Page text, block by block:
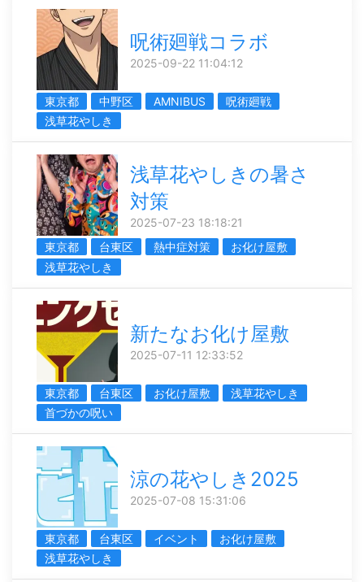
呪術廻戦コラボ
2025-09-22 11:04:12
東京都 中野区 AMNIBUS
呪術廻戦
浅草花やしき
浅草花やしきの暑さ
対策
2025-07-23 18:18:21
東京都
台東区 熱中症対策
お化け屋敷
浅草花やしき
新たなお化け屋敷
2025-07-11 12:33:52
東京都 台東区 お化け屋敷
浅草花やしき
首づかの呪い
涼の花やしき2025
2025-07-08 15:31:06
東京都 台東区 イベント
お化け屋敷
浅草花やしき